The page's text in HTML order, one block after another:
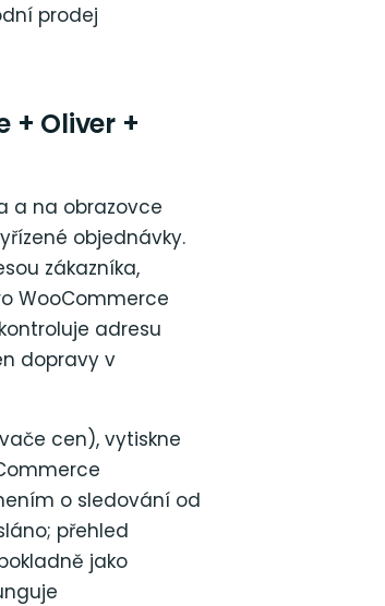
prodej
+ Oliver +
a na obrazovce
objednávky.
zákazníka,
WooCommerce
adresu
dopravy v
cen), vytiskne
o sledování od
přehled
jako